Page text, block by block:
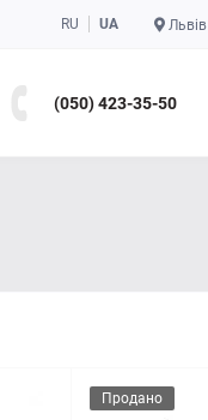
RU UA Львів
(050) 423-35-50
Продано